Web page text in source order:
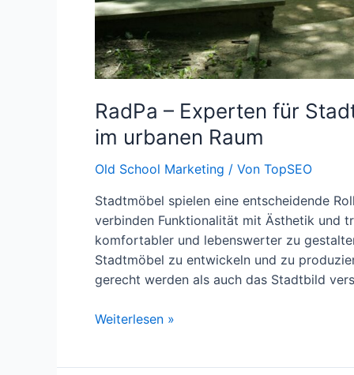
RadPa – Experten für
im urbanen Raum
Old School Marketing / Von TopSEO
Stadtmöbel spielen eine entscheidende
verbinden Funktionalität mit Ästhetik und
komfortabler und lebenswerter zu
Stadtmöbel zu entwickeln und zu
gerecht werden als auch das Stadtbild
RadPa
Weiterlesen »